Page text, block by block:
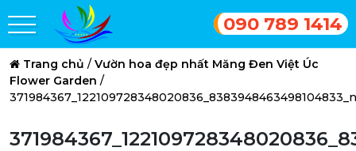
090 789 1414
Trang chủ / Vườn hoa đẹp nhất Măng Đen Việt Úc
Flower Garden /
371984367_122109728348020836_8383948463498104833_n